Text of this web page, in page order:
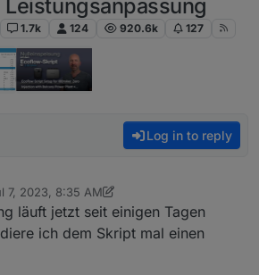
1.7k 124 920.6k 127
Log in to reply
7, 2023, 8:35 AM
Waly_deJun 27, 2024, 3:14 PM
läuft jetzt seit einigen Tagen
ich dem Skript mal einen